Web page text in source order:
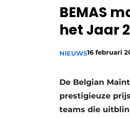
Privacy /
Vacature
Vacatures
BEMAS
het Jaar
NIEUWS16 februari
De Belgian
prestigieuze
teams die